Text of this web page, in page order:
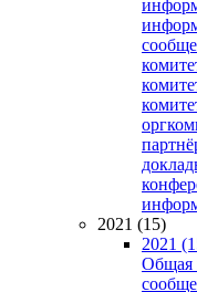
2021 (15)
2021
Общая